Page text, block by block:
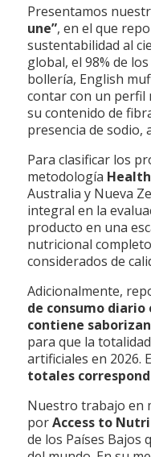
Presentamos
une”, en el que
sustentabilidad al
global, el 98% de los
bollería, English
contar con un perfil
su contenido de
presencia de sodio,
Para clasificar los
metodología
Australia y Nueva
integral en la
producto en una
nutricional
considerados de
Adicionalmente,
de consumo
contiene
para que la
artificiales en 2026.
totales
Nuestro trabajo en
porAccess to
de los Países Bajos